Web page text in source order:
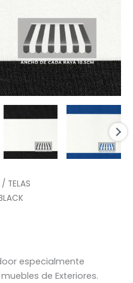
/ TELAS
especialmente
de Exteriores.